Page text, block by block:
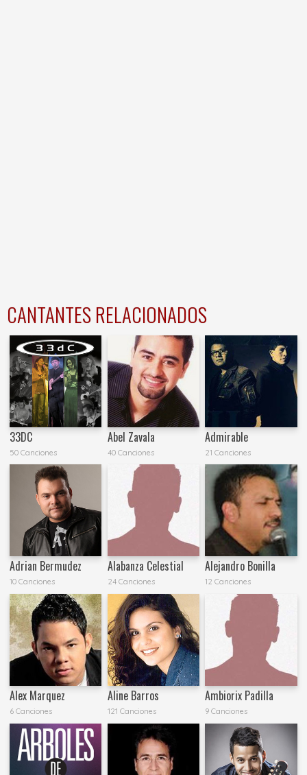
CANTANTES RELACIONADOS
33DC
50 Canciones
Abel Zavala
40 Canciones
Admirable
21 Canciones
Adrian Bermudez
10 Canciones
Alabanza Celestial
24 Canciones
Alejandro Bonilla
12 Canciones
Alex Marquez
6 Canciones
Aline Barros
121 Canciones
Ambiorix Padilla
9 Canciones